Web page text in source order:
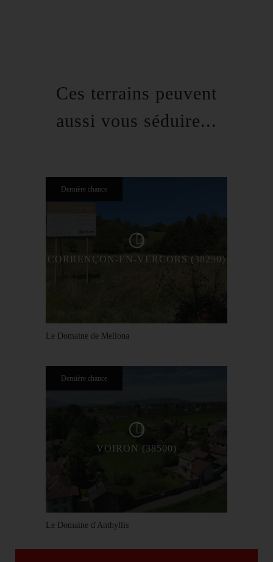
Ces terrains peuvent
aussi vous séduire...
Dernière chance
CORRENÇON-EN-VERCORS (38250)
Le Domaine de Mellona
Dernière chance
VOIRON (38500)
Le Domaine d'Anthyllis